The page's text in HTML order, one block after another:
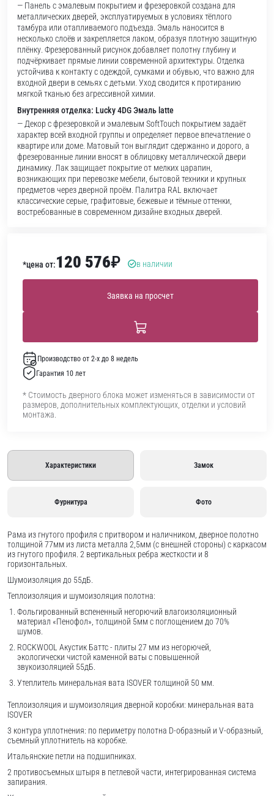
— Панель с эмалевым покрытием и фрезеровкой создана для
металлических дверей, эксплуатируемых в условиях тёплого
тамбура или отапливаемого подъезда. Эмаль наносится в
несколько слоёв и закрепляется лаком, образуя плотную защитную
плёнку. Фрезерованный рисунок добавляет полотну глубину и
подчёркивает прямые линии современной архитектуры. Отделка
устойчива к контакту с одеждой, сумками и обувью, что важно для
входной двери в семьях с детьми. Уход сводится к протиранию
мягкой тканью без агрессивной химии.
Внутренняя отделка: Lucky 4DG Эмаль latte
— Декор с фрезеровкой и эмалевым SoftTouch покрытием задаёт
характер всей входной группы и определяет первое впечатление о
квартире или доме. Матовый тон выглядит сдержанно и дорого, а
фрезерованные линии вносят в облицовку металлической двери
динамику. Лак защищает покрытие от мелких царапин,
возникающих при перевозке мебели, бытовой техники и крупных
предметов через дверной проём. Палитра RAL включает
классические серые, графитовые, бежевые и тёмные оттенки,
востребованные в современном дизайне входных дверей.
*цена от:120 576₽ в наличии
Заявка на просчет
Производство от 2-х до 8 недель
Гарантия 10 лет
* Стоимость дверного блока может изменяться в зависимости от
размеров, дополнительных комплектующих, отделки и условий
монтажа.
Характеристики Замок
Фурнитура Фото
Рама из гнутого профиля с притвором и наличником, дверное полотно
толщиной 77мм из листа металла 2,5мм (с внешней стороны) c каркасом
из гнутого профиля. 2 вертикальных ребра жесткости и 8
горизонтальных.
Шумоизоляция до 55дБ.
Теплоизоляция и шумоизоляция полотна:
Фольгированный вспененный негорючий влагоизоляционный
материал «Пенофол», толщиной 5мм с поглощением до 70%
шумов.
ROCKWOOL Акустик Баттс - плиты 27 мм из негорючей,
экологически чистой каменной ваты с повышенной
звукоизоляцией 55дБ.
Утеплитель минеральная вата ISOVER толщиной 50 мм.
Теплоизоляция и шумоизоляция дверной коробки: минеральная вата
ISOVER
3 контура уплотнения: по периметру полотна D-образный и V-образный,
съемный уплотнитель на коробке.
Итальянские петли на подшипниках.
2 противосъемных штыря в петлевой части, интегрированная система
запирания.